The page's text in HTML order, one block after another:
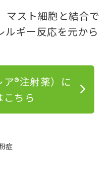
マスト細胞と結合で
ルギー反応を元から
®注射薬）に
こちら
症